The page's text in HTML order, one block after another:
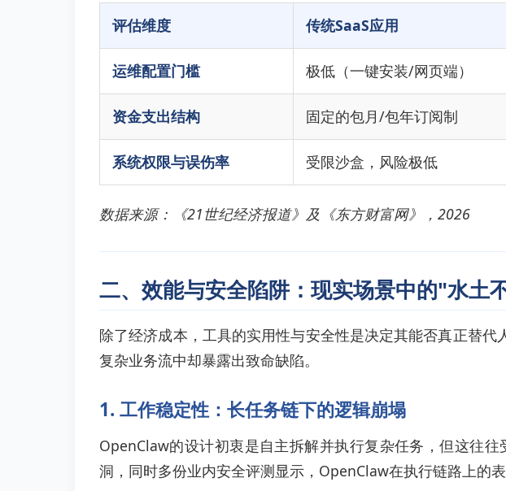
评估维度
传统SaaS应用
运维配置门槛 极低（一键安装/网页端）
资金支出结构 固定的包月/包年订阅制
系统权限与误伤率 受限沙盒，风险极低
数据来源：《21世纪经济报道》及《东方财富网》，2026
二、效能与安全陷阱：现实场景中的"水土
除了经济成本，工具的实用性与安全性是决定其能否真正替
复杂业务流中却暴露出致命缺陷。
1. 工作稳定性：长任务链下的逻辑崩塌
OpenClaw的设计初衷是自主拆解并执行复杂任务，但这往往
洞，同时多份业内安全评测显示，OpenClaw在执行链路上的表